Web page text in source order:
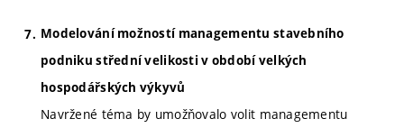
Modelování možností managementu stavebního
podniku střední velikosti v období velkých
hospodářských výkyvů
Navržené téma by umožňovalo volit managementu